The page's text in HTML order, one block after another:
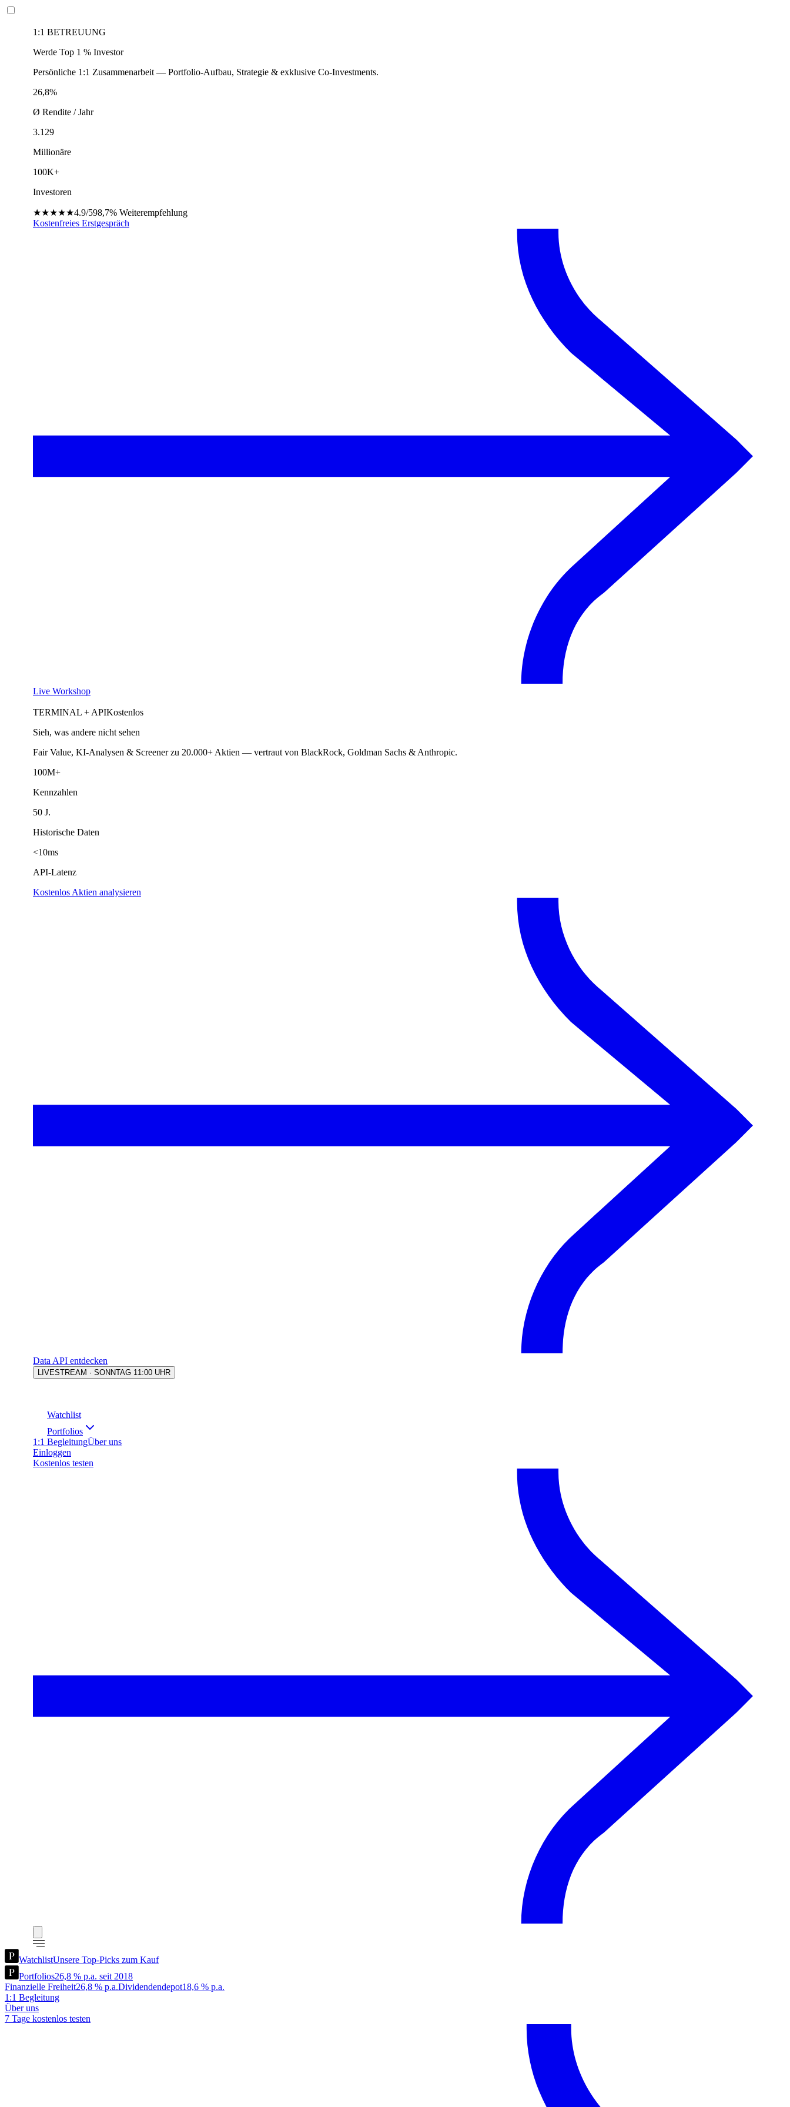
1:1 BETREUUNG
Werde Top 1 % Investor
Persönliche 1:1 Zusammenarbeit — Portfolio-Aufbau, Strategie & exklusive Co-Investments.
26,8%
Ø Rendite / Jahr
3.129
Millionäre
100K+
Investoren
★★★★★4.9/598,7% Weiterempfehlung
Kostenfreies Erstgespräch
Live Workshop
TERMINAL + APIKostenlos
Sieh, was andere nicht sehen
Fair Value, KI-Analysen & Screener zu 20.000+ Aktien — vertraut von BlackRock, Goldman Sachs & Anthropic.
100M+
Kennzahlen
50 J.
Historische Daten
<10ms
API-Latenz
Kostenlos Aktien analysieren
Data API entdecken
LIVESTREAM · SONNTAG 11:00 UHR
Watchlist
Portfolios
1:1 BegleitungÜber uns
Einloggen
Kostenlos testen
WatchlistUnsere Top-Picks zum Kauf
Portfolios26,8 % p.a. seit 2018
Finanzielle Freiheit26,8 % p.a.Dividendendepot18,6 % p.a.
1:1 Begleitung
Über uns
7 Tage kostenlos testen